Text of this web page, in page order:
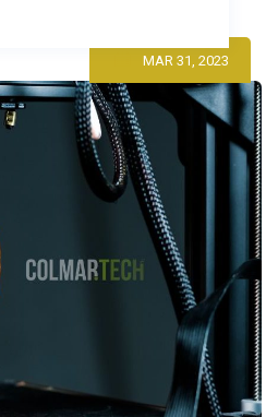
MAR 31, 2023